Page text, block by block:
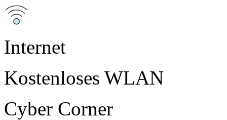
Internet
Kostenloses WLAN
Cyber Corner